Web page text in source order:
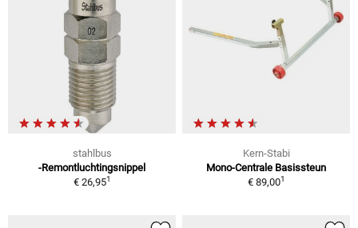
stahlbus
-Remontluchtingsnippel
€ 26,951
Kern-Stabi
Mono-Centrale Basissteun
€ 89,001